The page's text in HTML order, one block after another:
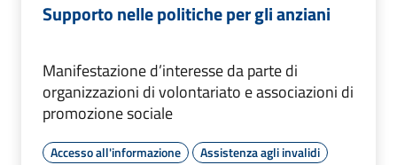
Supporto nelle politiche per gli anziani
Manifestazione d’interesse da parte di
organizzazioni di volontariato e associazioni di
promozione sociale
Accesso all'informazione
Assistenza agli invalidi